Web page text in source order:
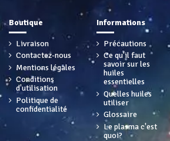
Boutique
Livraison
Contactez-nous
Mentions légales
Conditions
d'utilisation
Politique de
confidentialité
Informations
Précautions
Ce qu'il faut
savoir sur les
huiles
essentielles
Quelles huiles
utiliser
Glossaire
Le plasma c'est
quoi?